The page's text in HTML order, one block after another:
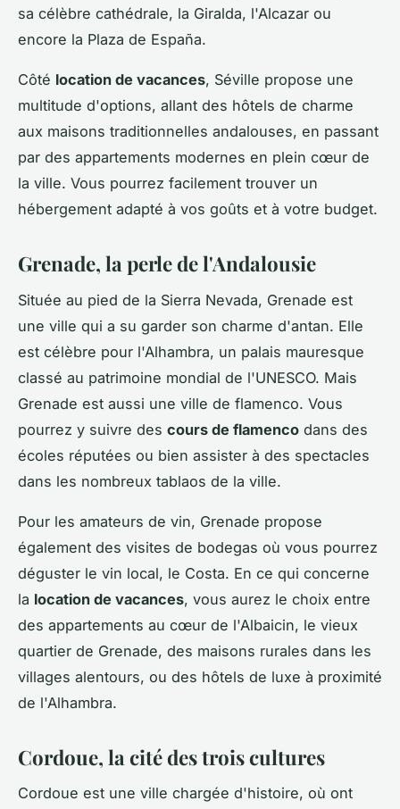
sa célèbre cathédrale, la Giralda, l'Alcazar ou
encore la Plaza de España.
Côté location de vacances, Séville propose une
multitude d'options, allant des hôtels de charme
aux maisons traditionnelles andalouses, en passant
par des appartements modernes en plein cœur de
la ville. Vous pourrez facilement trouver un
hébergement adapté à vos goûts et à votre budget.
Grenade, la perle de l'Andalousie
Située au pied de la Sierra Nevada, Grenade est
une ville qui a su garder son charme d'antan. Elle
est célèbre pour l'Alhambra, un palais mauresque
classé au patrimoine mondial de l'UNESCO. Mais
Grenade est aussi une ville de flamenco. Vous
pourrez y suivre des cours de flamenco dans des
écoles réputées ou bien assister à des spectacles
dans les nombreux tablaos de la ville.
Pour les amateurs de vin, Grenade propose
également des visites de bodegas où vous pourrez
déguster le vin local, le Costa. En ce qui concerne
la location de vacances, vous aurez le choix entre
des appartements au cœur de l'Albaicin, le vieux
quartier de Grenade, des maisons rurales dans les
villages alentours, ou des hôtels de luxe à proximité
de l'Alhambra.
Cordoue, la cité des trois cultures
Cordoue est une ville chargée d'histoire, où ont